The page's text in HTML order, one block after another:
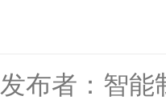
发布者：智能